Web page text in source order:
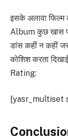
इसके अलावा फिल्म
Album कुछ खास
डांस कहीं न कहीं
कोशिश करता
Rating:
[yasr_multiset